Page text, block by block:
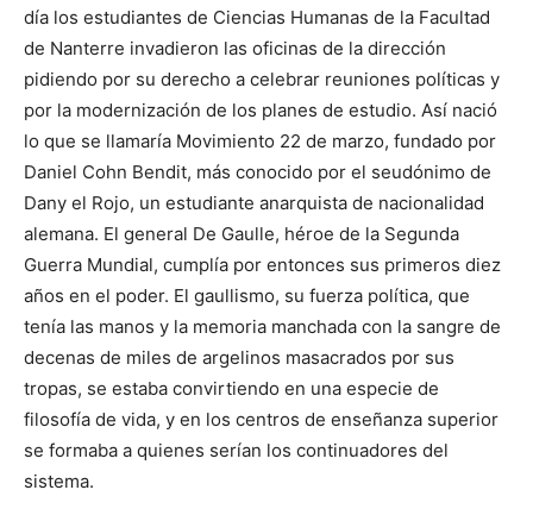
día los estudiantes de Ciencias Humanas de la Facultad
de Nanterre invadieron las oficinas de la dirección
pidiendo por su derecho a celebrar reuniones políticas y
por la modernización de los planes de estudio. Así nació
lo que se llamaría Movimiento 22 de marzo, fundado por
Daniel Cohn Bendit, más conocido por el seudónimo de
Dany el Rojo, un estudiante anarquista de nacionalidad
alemana. El general De Gaulle, héroe de la Segunda
Guerra Mundial, cumplía por entonces sus primeros diez
años en el poder. El gaullismo, su fuerza política, que
tenía las manos y la memoria manchada con la sangre de
decenas de miles de argelinos masacrados por sus
tropas, se estaba convirtiendo en una especie de
filosofía de vida, y en los centros de enseñanza superior
se formaba a quienes serían los continuadores del
sistema.